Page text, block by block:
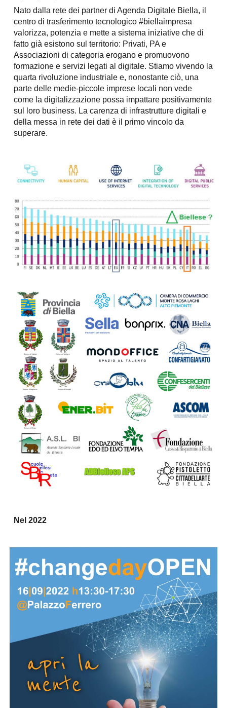
Nato dalla rete dei partner di Agenda Digitale Biella, il
centro di trasferimento tecnologico #biellaimpresa
valorizza, potenzia e mette a sistema iniziative che di
fatto già esistono sul territorio: Privati, PA e
Associazioni di categoria erogano e promuovono
formazione e servizi legati al digitale. Stiamo vivendo la
quarta rivoluzione industriale e, nonostante ciò, una
parte delle medie-piccole imprese locali non vede
come la digitalizzazione possa impattare positivamente
sul loro business. La carenza di infrastrutture digitali e
della messa in rete dei dati è il primo vincolo da
superare.
Nel 2022